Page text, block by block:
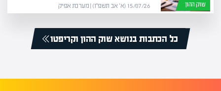
שוק ההון 15/07/26 (א׳ אב תשפ״ו) | מערכת אפיק
כל הכתבות בנושא שוק ההון וקריפטו